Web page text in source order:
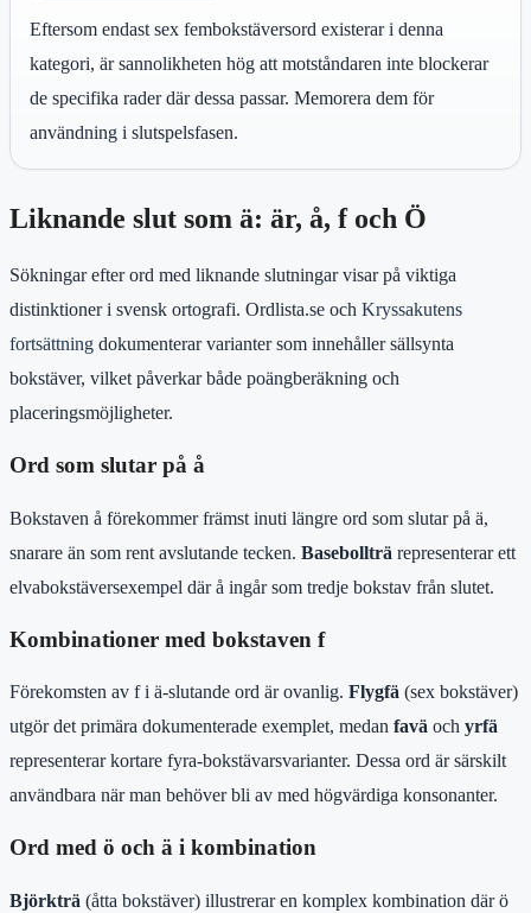
Eftersom endast sex fembokstäversord existerar i denna
kategori, är sannolikheten hög att motståndaren inte blockerar
de specifika rader där dessa passar. Memorera dem för
användning i slutspelsfasen.
Liknande slut som ä: är, å, f och Ö
Sökningar efter ord med liknande slutningar visar på viktiga
distinktioner i svensk ortografi. Ordlista.se och Kryssakutens
fortsättning dokumenterar varianter som innehåller sällsynta
bokstäver, vilket påverkar både poängberäkning och
placeringsmöjligheter.
Ord som slutar på å
Bokstaven å förekommer främst inuti längre ord som slutar på ä,
snarare än som rent avslutande tecken. Basebollträ representerar ett
elvabokstäversexempel där å ingår som tredje bokstav från slutet.
Kombinationer med bokstaven f
Förekomsten av f i ä-slutande ord är ovanlig. Flygfä (sex bokstäver)
utgör det primära dokumenterade exemplet, medan favä och yrfä
representerar kortare fyra-bokstävarsvarianter. Dessa ord är särskilt
användbara när man behöver bli av med högvärdiga konsonanter.
Ord med ö och ä i kombination
Björkträ (åtta bokstäver) illustrerar en komplex kombination där ö